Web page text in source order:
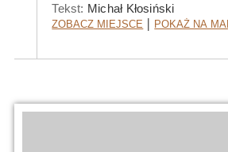
Tekst: Michał Kłosiński
Zobacz Miejsce | Pokaż na